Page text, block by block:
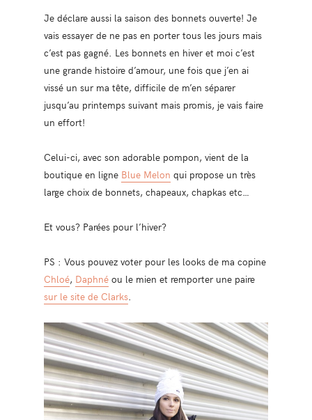
Je déclare aussi la saison des bonnets ouverte! Je
vais essayer de ne pas en porter tous les jours mais
c’est pas gagné. Les bonnets en hiver et moi c’est
une grande histoire d’amour, une fois que j’en ai
vissé un sur ma tête, difficile de m’en séparer
jusqu’au printemps suivant mais promis, je vais faire
un effort!
Celui-ci, avec son adorable pompon, vient de la
boutique en ligne Blue Melon qui propose un très
large choix de bonnets, chapeaux, chapkas etc…
Et vous? Parées pour l’hiver?
PS : Vous pouvez voter pour les looks de ma copine
Chloé, Daphnéou le mien et remporter une paire
sur le site de Clarks.